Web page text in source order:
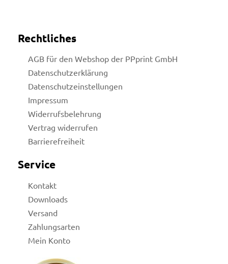
Rechtliches
AGB für den Webshop der PPprint GmbH
Datenschutzerklärung
Datenschutzeinstellungen
Impressum
Widerrufsbelehrung
Vertrag widerrufen
Barrierefreiheit
Service
Kontakt
Downloads
Versand
Zahlungsarten
Mein Konto